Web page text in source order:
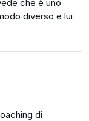
mental
Strategie e
sport e nella
che è uno
diverso e lui
di